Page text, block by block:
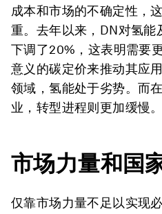
成本和市场的不确定性，
重。去年以来，DN对氢能
下调了20%，这表明需要
意义的碳定价来推动其应
领域，氢能处于劣势。而
业，转型进程则更加缓慢。
市场力量和国
仅靠市场力量不足以实现